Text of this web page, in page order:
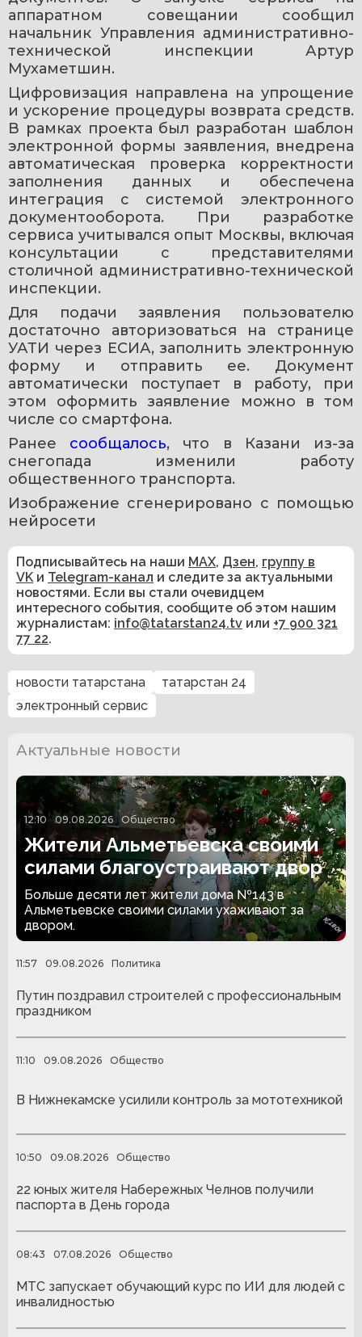
аппаратном совещании сообщил
начальник Управления административно-
технической инспекции Артур
Мухаметшин.
Цифровизация направлена на упрощение
и ускорение процедуры возврата средств.
В рамках проекта был разработан шаблон
электронной формы заявления, внедрена
автоматическая проверка корректности
заполнения данных и обеспечена
интеграция с системой электронного
документооборота. При разработке
сервиса учитывался опыт Москвы, включая
консультации с представителями
столичной административно-технической
инспекции.
Для подачи заявления пользователю
достаточно авторизоваться на странице
УАТИ через ЕСИА, заполнить электронную
форму и отправить ее. Документ
автоматически поступает в работу, при
этом оформить заявление можно в том
числе со смартфона.
Ранее сообщалось, что в Казани из-за
снегопада изменили работу
общественного транспорта.
Изображение сгенерировано с помощью
нейросети
Подписывайтесь на наши MAX, Дзен, группу в
VK и Telegram-канал и следите за актуальными
новостями. Если вы стали очевидцем
интересного события, сообщите об этом нашим
журналистам: info@tatarstan24.tv или +7 900 321
77 22.
новости татарстана
татарстан 24
электронный сервис
Актуальные новости
12:10 09.08.2026 Общество
Жители Альметьевска своими
силами благоустраивают двор
Больше десяти лет жители дома №143 в
Альметьевске своими силами ухаживают за
двором.
11:57 09.08.2026 Политика
Путин поздравил строителей с профессиональным
праздником
11:10 09.08.2026 Общество
В Нижнекамске усилили контроль за мототехникой
10:50 09.08.2026 Общество
22 юных жителя Набережных Челнов получили
паспорта в День города
08:43 07.08.2026 Общество
МТС запускает обучающий курс по ИИ для людей с
инвалидностью